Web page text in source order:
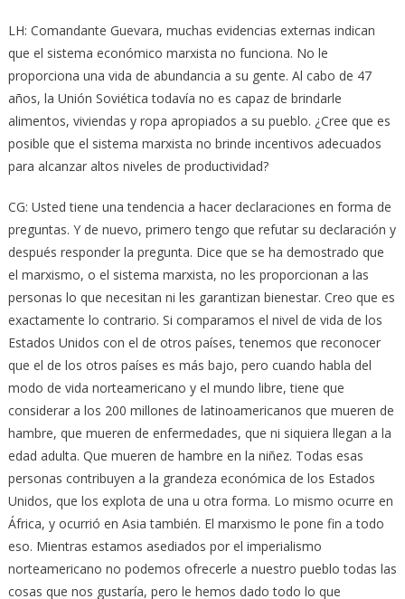
LH: Comandante Guevara, muchas evidencias externas indican
que el sistema económico marxista no funciona. No le
proporciona una vida de abundancia a su gente. Al cabo de 47
años, la Unión Soviética todavía no es capaz de brindarle
alimentos, viviendas y ropa apropiados a su pueblo. ¿Cree que es
posible que el sistema marxista no brinde incentivos adecuados
para alcanzar altos niveles de productividad?
CG: Usted tiene una tendencia a hacer declaraciones en forma de
preguntas. Y de nuevo, primero tengo que refutar su declaración y
después responder la pregunta. Dice que se ha demostrado que
el marxismo, o el sistema marxista, no les proporcionan a las
personas lo que necesitan ni les garantizan bienestar. Creo que es
exactamente lo contrario. Si comparamos el nivel de vida de los
Estados Unidos con el de otros países, tenemos que reconocer
que el de los otros países es más bajo, pero cuando habla del
modo de vida norteamericano y el mundo libre, tiene que
considerar a los 200 millones de latinoamericanos que mueren de
hambre, que mueren de enfermedades, que ni siquiera llegan a la
edad adulta. Que mueren de hambre en la niñez. Todas esas
personas contribuyen a la grandeza económica de los Estados
Unidos, que los explota de una u otra forma. Lo mismo ocurre en
África, y ocurrió en Asia también. El marxismo le pone fin a todo
eso. Mientras estamos asediados por el imperialismo
norteamericano no podemos ofrecerle a nuestro pueblo todas las
cosas que nos gustaría, pero le hemos dado todo lo que